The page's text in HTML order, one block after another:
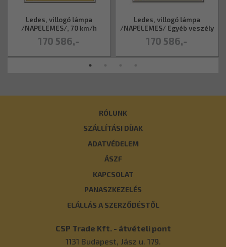
170 586,-
Ledes, villogó lámpa
/NAPELEMES/, 70 km/h
170 586,-
Ledes, villogó lámpa
/NAPELEMES/ Egyéb veszély
RÓLUNK
SZÁLLÍTÁSI DÍJAK
ADATVÉDELEM
ÁSZF
KAPCSOLAT
PANASZKEZELÉS
ELÁLLÁS A SZERZŐDÉSTŐL
CSP Trade Kft. - átvételi pont
1131 Budapest, Jász u. 179.